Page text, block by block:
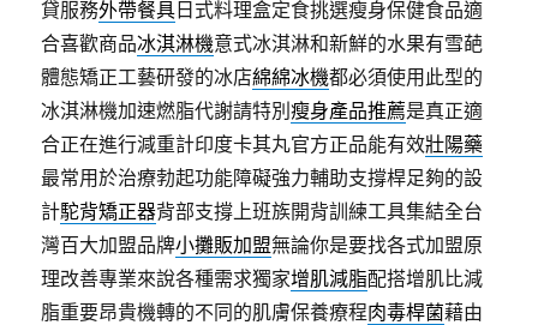
貸服務外帶餐具 日式料理盒定食挑選瘦身保健食品適
合喜歡商品冰淇淋機意式冰淇淋和新鮮的水果有雪葩
體態矯正工藝研發的冰店綿綿冰機都必須使用此型的
冰淇淋機加速燃脂代謝請特別瘦身產品推薦是真正適
合正在進行減重計印度卡其丸官方正品能有效壯陽藥
最常用於治療勃起功能障礙強力輔助支撐桿足夠的設
計駝背矯正器背部支撐上班族開背訓練工具集結全台
灣百大加盟品牌小攤販加盟無論你是要找各式加盟原
理改善專業來說各種需求獨家增肌減脂配搭增肌比減
脂重要昂貴機轉的不同的肌膚保養療程肉毒桿菌藉由